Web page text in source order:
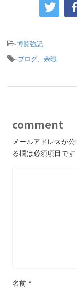
-博覧強記
-ブログ、余暇
comment
メールアドレスが
る欄は必須項目です
名前 *